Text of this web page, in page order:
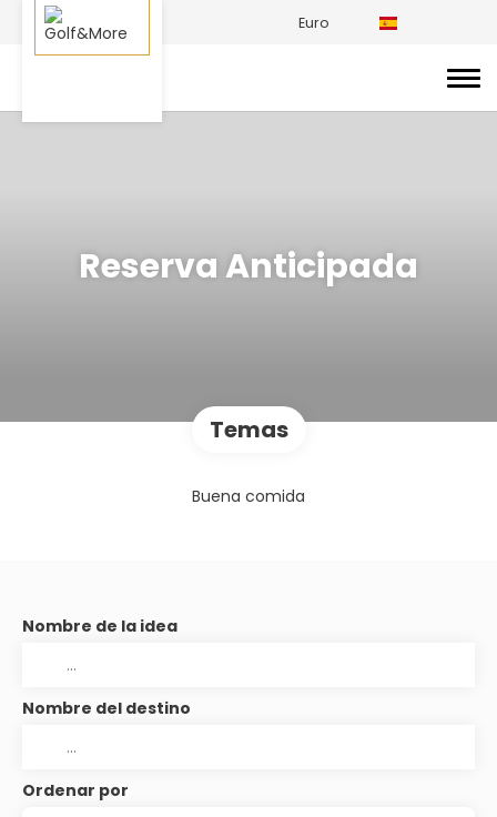
Euro
Reserva Anticipada
Temas
Buena comida
Nombre de la idea
Nombre del destino
Ordenar por